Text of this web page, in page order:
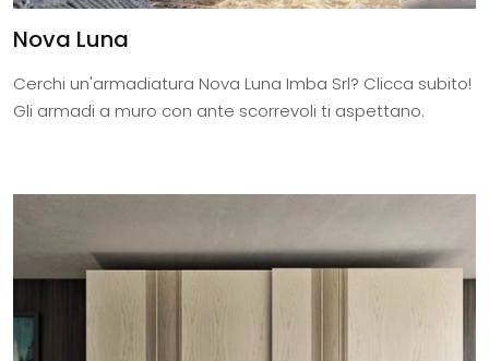
Nova Luna
Cerchi un'armadiatura Nova Luna Imba Srl? Clicca subito!
Gli armadi a muro con ante scorrevoli ti aspettano.